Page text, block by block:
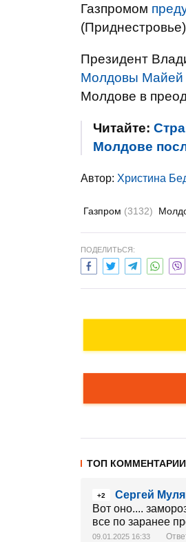
Газпромом
Президент
Молдовы Майей
Молдове в
Читайте:
Молдове
Автор: Христина
Газпром (3132)
ПОДЕЛИТЬСЯ:
ТОП КОММЕНТАРИИ
+2
Сергей
Вот оно....
все по заранее
09.01.2025 16:33